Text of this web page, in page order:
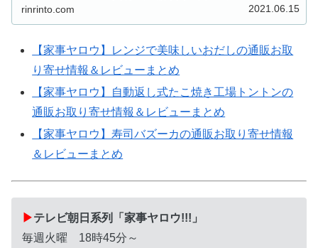
rinrinto.com 2021.06.15
【家事ヤロウ】レンジで美味しいおだしの通販お取
り寄せ情報＆レビューまとめ
【家事ヤロウ】自動返し式たこ焼き工場トントンの
通販お取り寄せ情報＆レビューまとめ
【家事ヤロウ】寿司バズーカの通販お取り寄せ情報
＆レビューまとめ
▶テレビ朝日系列「家事ヤロウ!!!」
毎週火曜 18時45分～